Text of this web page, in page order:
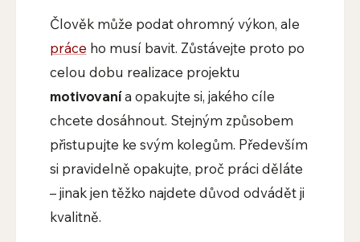
Člověk může podat ohromný výkon, ale
práce ho musí bavit. Zůstávejte proto po
celou dobu realizace projektu
motivovanía opakujte si, jakého cíle
chcete dosáhnout. Stejným způsobem
přistupujte ke svým kolegům. Především
si pravidelně opakujte, proč práci děláte
– jinak jen těžko najdete důvod odvádět ji
kvalitně.